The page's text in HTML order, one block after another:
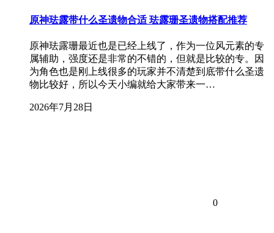
原神珐露带什么圣遗物合适 珐露珊圣遗物搭配推荐
原神珐露珊最近也是已经上线了，作为一位风元素的专
属辅助，强度还是非常的不错的，但就是比较的专。因
为角色也是刚上线很多的玩家并不清楚到底带什么圣遗
物比较好，所以今天小编就给大家带来一…
2026年7月28日
0